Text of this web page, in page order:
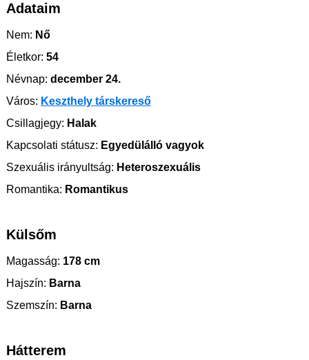
Adataim
Nem: Nő
Életkor: 54
Névnap: december 24.
Város: Keszthely társkereső
Csillagjegy: Halak
Kapcsolati státusz: Egyedülálló vagyok
Szexuális irányultság: Heteroszexuális
Romantika: Romantikus
Külsőm
Magasság: 178 cm
Hajszín: Barna
Szemszín: Barna
Hátterem